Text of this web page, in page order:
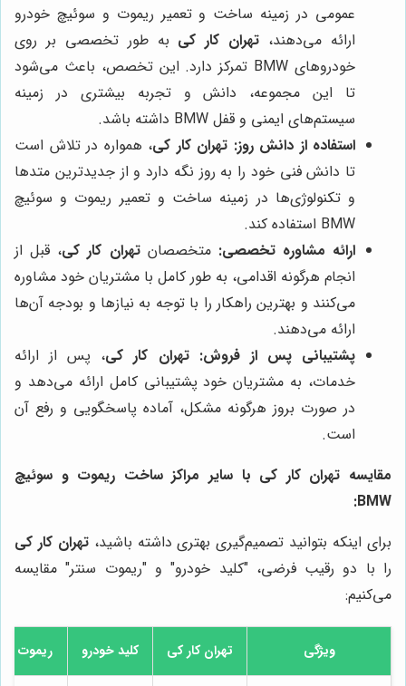
عمومی در زمینه ساخت و تعمیر ریموت و سوئیچ خودرو
ارائه می‌دهند، تهران کار کی به طور تخصصی بر روی
خودروهای BMW تمرکز دارد. این تخصص، باعث می‌شود
تا این مجموعه، دانش و تجربه بیشتری در زمینه
سیستم‌های ایمنی و قفل BMW داشته باشد.
استفاده از دانش روز: تهران کار کی، همواره در تلاش است
تا دانش فنی خود را به روز نگه دارد و از جدیدترین متدها
و تکنولوژی‌ها در زمینه ساخت و تعمیر ریموت و سوئیچ
BMW استفاده کند.
ارائه مشاوره تخصصی: متخصصانتهران کار کی، قبل از
انجام هرگونه اقدامی، به طور کامل با مشتریان خود مشاوره
می‌کنند و بهترین راهکار را با توجه به نیازها و بودجه آن‌ها
ارائه می‌دهند.
پشتیبانی پس از فروش: تهران کار کی، پس از ارائه
خدمات، به مشتریان خود پشتیبانی کامل ارائه می‌دهد و
در صورت بروز هرگونه مشکل، آماده پاسخگویی و رفع آن
است.
مقایسه تهران کار کی با سایر مراکز ساخت ریموت و سوئیچ
BMW:
برای اینکه بتوانید تصمیم‌گیری بهتری داشته باشید،تهران کار کی
را با دو رقیب فرضی، "کلید خودرو" و "ریموت سنتر" مقایسه
می‌کنیم:
ویژگی تهران کار کی کلید خودرو ریموت